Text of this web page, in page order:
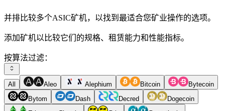
并排比较多个ASIC矿机，以找到最适合您矿业操作的选项。
添加矿机以比较它们的规格、租赁能力和性能指标。
按算法过滤：
All Aleo Alephium Bitcoin
Bytecoin
Bytom
Dash Decred
Dogecoin